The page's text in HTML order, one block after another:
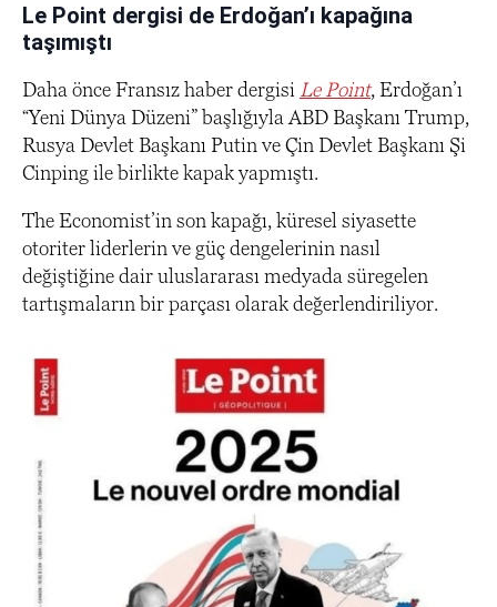
Le Point dergisi de Erdoğan’ı kapağına
taşımıştı
Daha önce Fransız haber dergisi Le Point, Erdoğan’ı
“Yeni Dünya Düzeni” başlığıyla ABD Başkanı Trump,
Rusya Devlet Başkanı Putin ve Çin Devlet Başkanı Şi
Cinping ile birlikte kapak yapmıştı.
The Economist’in son kapağı, küresel siyasette
otoriter liderlerin ve güç dengelerinin nasıl
değiştiğine dair uluslararası medyada süregelen
tartışmaların bir parçası olarak değerlendiriliyor.